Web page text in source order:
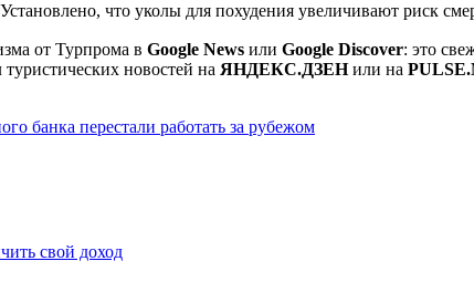
что уколы для похудения увеличивают риск
от Турпрома в Google News или Google Discover: это
новостей на ЯНДЕКС.ДЗЕНили на
банка перестали работать за рубежом
свой доход